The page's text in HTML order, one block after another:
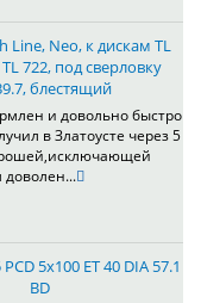
Line, Neo, к дискам TL
722, под сверловку
блестящий
и довольно быстро
в Златоусте через 5
доволен...
5x100 ET 40 DIA 57.1
BD